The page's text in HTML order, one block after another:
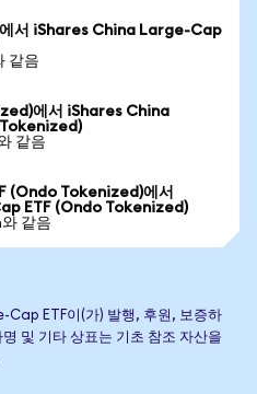
서 iShares China Large-Cap
같음
에서 iShares China
같음
(Ondo Tokenized)에서
ETF (Ondo Tokenized)
같음
ETF이(가) 발행, 후원, 보증하
및 기타 상표는 기초 참조 자산을